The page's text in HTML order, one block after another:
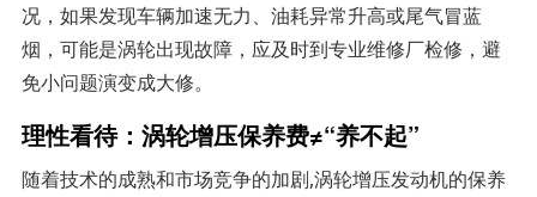
况，如果发现车辆加速无力、油耗异常升高或尾气冒蓝
烟，可能是涡轮出现故障，应及时到专业维修厂检修，避
免小问题演变成大修。
理性看待：涡轮增压保养费≠“养不起”
随着技术的成熟和市场竞争的加剧,涡轮增压发动机的保养